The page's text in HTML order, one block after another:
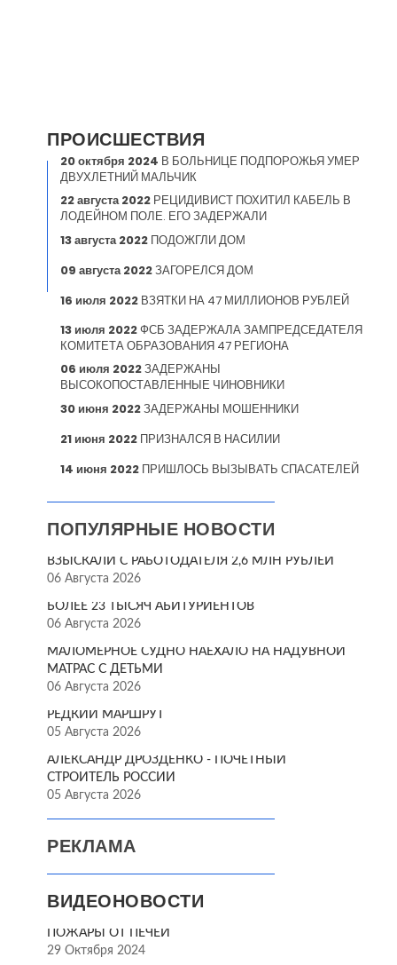
ПРОИСШЕСТВИЯ
20 октября 2024 В БОЛЬНИЦЕ ПОДПОРОЖЬЯ УМЕР
ДВУХЛЕТНИЙ МАЛЬЧИК
22 августа 2022 РЕЦИДИВИСТ ПОХИТИЛ КАБЕЛЬ В
ЛОДЕЙНОМ ПОЛЕ. ЕГО ЗАДЕРЖАЛИ
13 августа 2022 ПОДОЖГЛИ ДОМ
09 августа 2022ЗАГОРЕЛСЯ ДОМ
16 июля 2022 ВЗЯТКИ НА 47 МИЛЛИОНОВ РУБЛЕЙ
13 июля 2022ФСБ ЗАДЕРЖАЛА ЗАМПРЕДСЕДАТЕЛЯ
КОМИТЕТА ОБРАЗОВАНИЯ 47 РЕГИОНА
06 июля 2022ЗАДЕРЖАНЫ
ВЫСОКОПОСТАВЛЕННЫЕ ЧИНОВНИКИ
30 июня 2022ЗАДЕРЖАНЫ МОШЕННИКИ
21 июня 2022 ПРИЗНАЛСЯ В НАСИЛИИ
14 июня 2022 ПРИШЛОСЬ ВЫЗЫВАТЬ СПАСАТЕЛЕЙ
ПОПУЛЯРНЫЕ НОВОСТИ
ВЗЫСКАЛИ С РАБОТОДАТЕЛЯ 2,6 МЛН РУБЛЕЙ
06 Августа 2026
БОЛЕЕ 23 ТЫСЯЧ АБИТУРИЕНТОВ
06 Августа 2026
МАЛОМЕРНОЕ СУДНО НАЕХАЛО НА НАДУВНОЙ
МАТРАС С ДЕТЬМИ
06 Августа 2026
РЕДКИЙ МАРШРУТ
05 Августа 2026
АЛЕКСАНДР ДРОЗДЕНКО - ПОЧЁТНЫЙ
СТРОИТЕЛЬ РОССИИ
05 Августа 2026
РЕКЛАМА
ВИДЕОНОВОСТИ
ПОЖАРЫ ОТ ПЕЧЕЙ
29 Октября 2024